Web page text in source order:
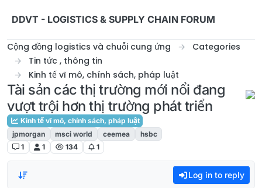
DDVT - LOGISTICS & SUPPLY CHAIN FORUM
Cộng đồng logistics và chuỗi cung ứng
Categories
Tin tức , thông tin
Kinh tế vĩ mô, chính sách, pháp luật
Tài sản các thị trường mới nổi đang
vượt trội hơn thị trường phát triển
Kinh tế vĩ mô, chính sách, pháp luật
jpmorgan
msci world ceemea
hsbc
1
1 134 1
Log in to reply